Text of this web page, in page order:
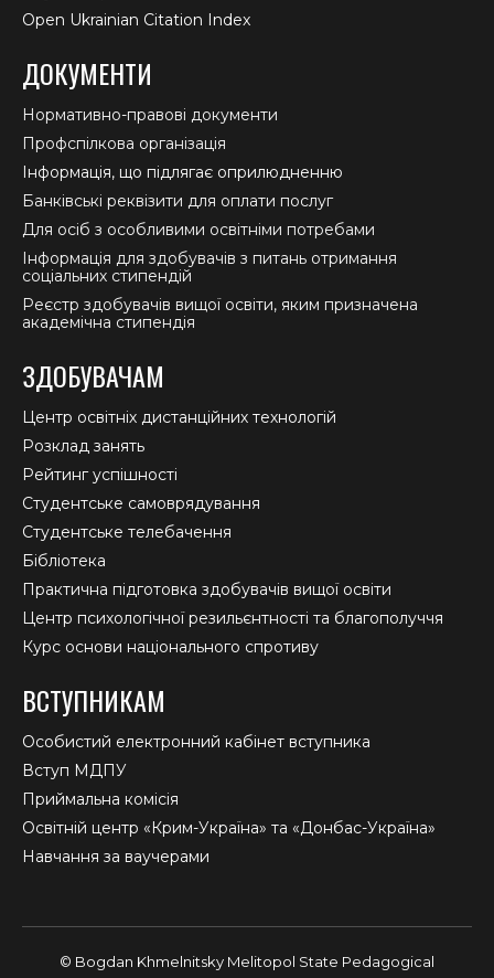
Open Ukrainian Citation Index
ДОКУМЕНТИ
Нормативно-правові документи
Профспілкова організація
Інформація, що підлягає оприлюдненню
Банківські реквізити для оплати послуг
Для осіб з особливими освітніми потребами
Інформація для здобувачів з питань отримання
соціальних стипендій
Реєстр здобувачів вищої освіти, яким призначена
академічна стипендія
ЗДОБУВАЧАМ
Центр освітніх дистанційних технологій
Розклад занять
Рейтинг успішності
Студентське самоврядування
Студентське телебачення
Бібліотека
Практична підготовка здобувачів вищої освіти
Центр психологічної резильєнтності та благополуччя
Курс основи національного спротиву
ВСТУПНИКАМ
Особистий електронний кабінет вступника
Вступ МДПУ
Приймальна комісія
Освітній центр «Крим-Україна» та «Донбас-Україна»
Навчання за ваучерами
© Bogdan Khmelnitsky Melitopol State Pedagogical